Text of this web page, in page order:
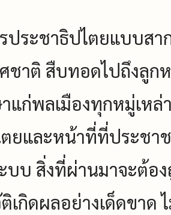
ประชาธิปไตยแบบสา
ชาติ สืบทอดไปถึงลู
แก่พลเมืองทุกหมู่เหล่
ยและหน้าที่ที่ประชา
บบ สิ่งที่ผ่านมาจะต้อ
เกิดผลอย่างเด็ดขาด